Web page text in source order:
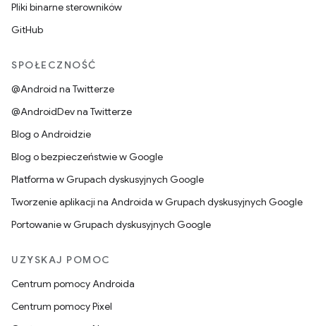
Pliki binarne sterowników
GitHub
SPOŁECZNOŚĆ
@Android na Twitterze
@AndroidDev na Twitterze
Blog o Androidzie
Blog o bezpieczeństwie w Google
Platforma w Grupach dyskusyjnych Google
Tworzenie aplikacji na Androida w Grupach dyskusyjnych Google
Portowanie w Grupach dyskusyjnych Google
UZYSKAJ POMOC
Centrum pomocy Androida
Centrum pomocy Pixel